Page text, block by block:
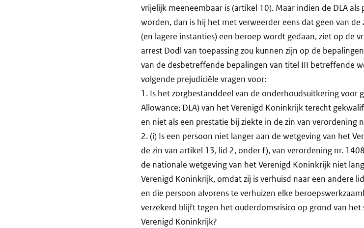
vrijelijk meeneembaar is (artikel 10). Maar indien de DLA
worden, dan is hij het met verweerder eens dat geen van
(en lagere instanties) een beroep wordt gedaan, ziet op de
arrest Dodl van toepassing zou kunnen zijn op de
van de desbetreffende bepalingen van titel III betreffende
volgende prejudiciële vragen voor:
1. Is het zorgbestanddeel van de onderhoudsuitkering voor
Allowance; DLA) van het Verenigd Koninkrijk terecht
en niet als een prestatie bij ziekte in de zin van verordening
2. (i) Is een persoon niet langer aan de wetgeving van het
de zin van artikel 13, lid 2, onder f), van verordening nr.
de nationale wetgeving van het Verenigd Koninkrijk niet
Verenigd Koninkrijk, omdat zij is verhuisd naar een andere
en die persoon alvorens te verhuizen elke
verzekerd blijft tegen het ouderdomsrisico op grond van het
Verenigd Koninkrijk?